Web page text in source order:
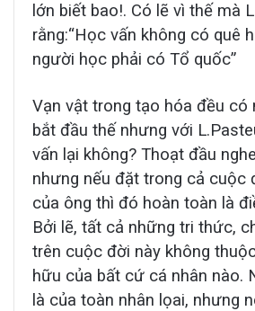
lớn biết bao!. Có lẽ vì thế mà
rằng:“Học vấn không có quê
người học phải có Tổ quốc”
Vạn vật trong tạo hóa đều có
bắt đầu thế nhưng với
vấn lại không? Thoạt đầu
nhưng nếu đặt trong cả cuộc
của ông thì đó hoàn toàn là
Bởi lẽ, tất cả những tri thức,
trên cuộc đời này không
hữu của bất cứ cá nhân nào.
là của toàn nhân lọai, nhưng